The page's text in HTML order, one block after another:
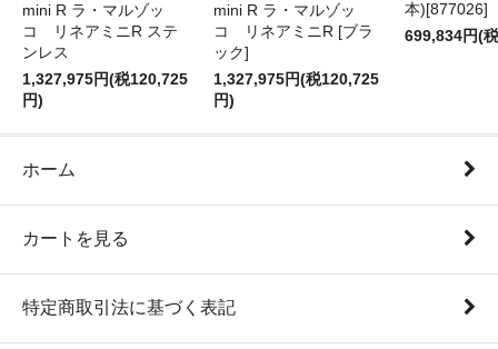
mini R ラ・マルゾッ
コ リネアミニR ステ
ンレス
1,327,975円(税120,725
円)
mini R ラ・マルゾッ
コ リネアミニR [ブラ
ック]
1,327,975円(税120,725
円)
本)[877026]
699,834円(
ホーム
カートを見る
特定商取引法に基づく表記